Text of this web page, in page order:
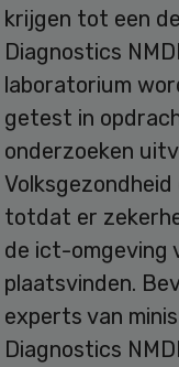
krijgen tot een
Diagnostics
laboratorium
getest in
onderzoeken
totdat er
de ict-omgeving
plaatsvinden.
experts van
Diagnostics